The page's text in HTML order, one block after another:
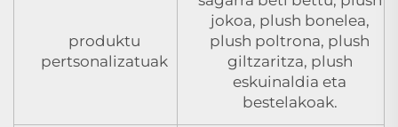
produktu
pertsonalizatuak
jokoa, plush bonelea,
plush poltrona, plush
giltzaritza, plush
eskuinaldia eta
bestelakoak.